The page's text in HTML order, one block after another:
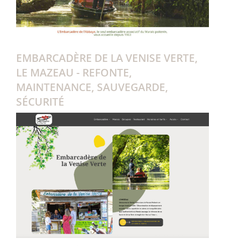
EMBARCADÈRE DE LA VENISE VERTE,
LE MAZEAU - REFONTE,
MAINTENANCE, SAUVEGARDE,
SÉCURITÉ